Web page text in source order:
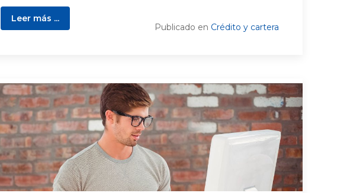
Leer más ...
Publicado en Crédito y cartera